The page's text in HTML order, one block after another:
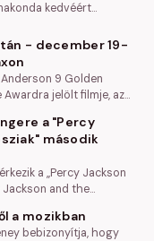
kedvéért
- december 19-
9 Golden
jelölt filmje, az
a "Percy
második
a „Percy Jackson
Jackson and the
a mozikban
bebizonyítja, hogy